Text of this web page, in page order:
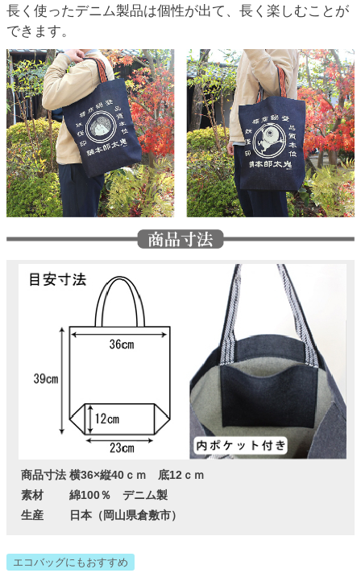
長く使ったデニム製品は個性が出て、長く楽しむことが
できます。
商品寸法 横36×縦40ｃｍ 底12ｃｍ
素材
綿100％ デニム製
生産
日本（岡山県倉敷市）
エコバッグにもおすすめ